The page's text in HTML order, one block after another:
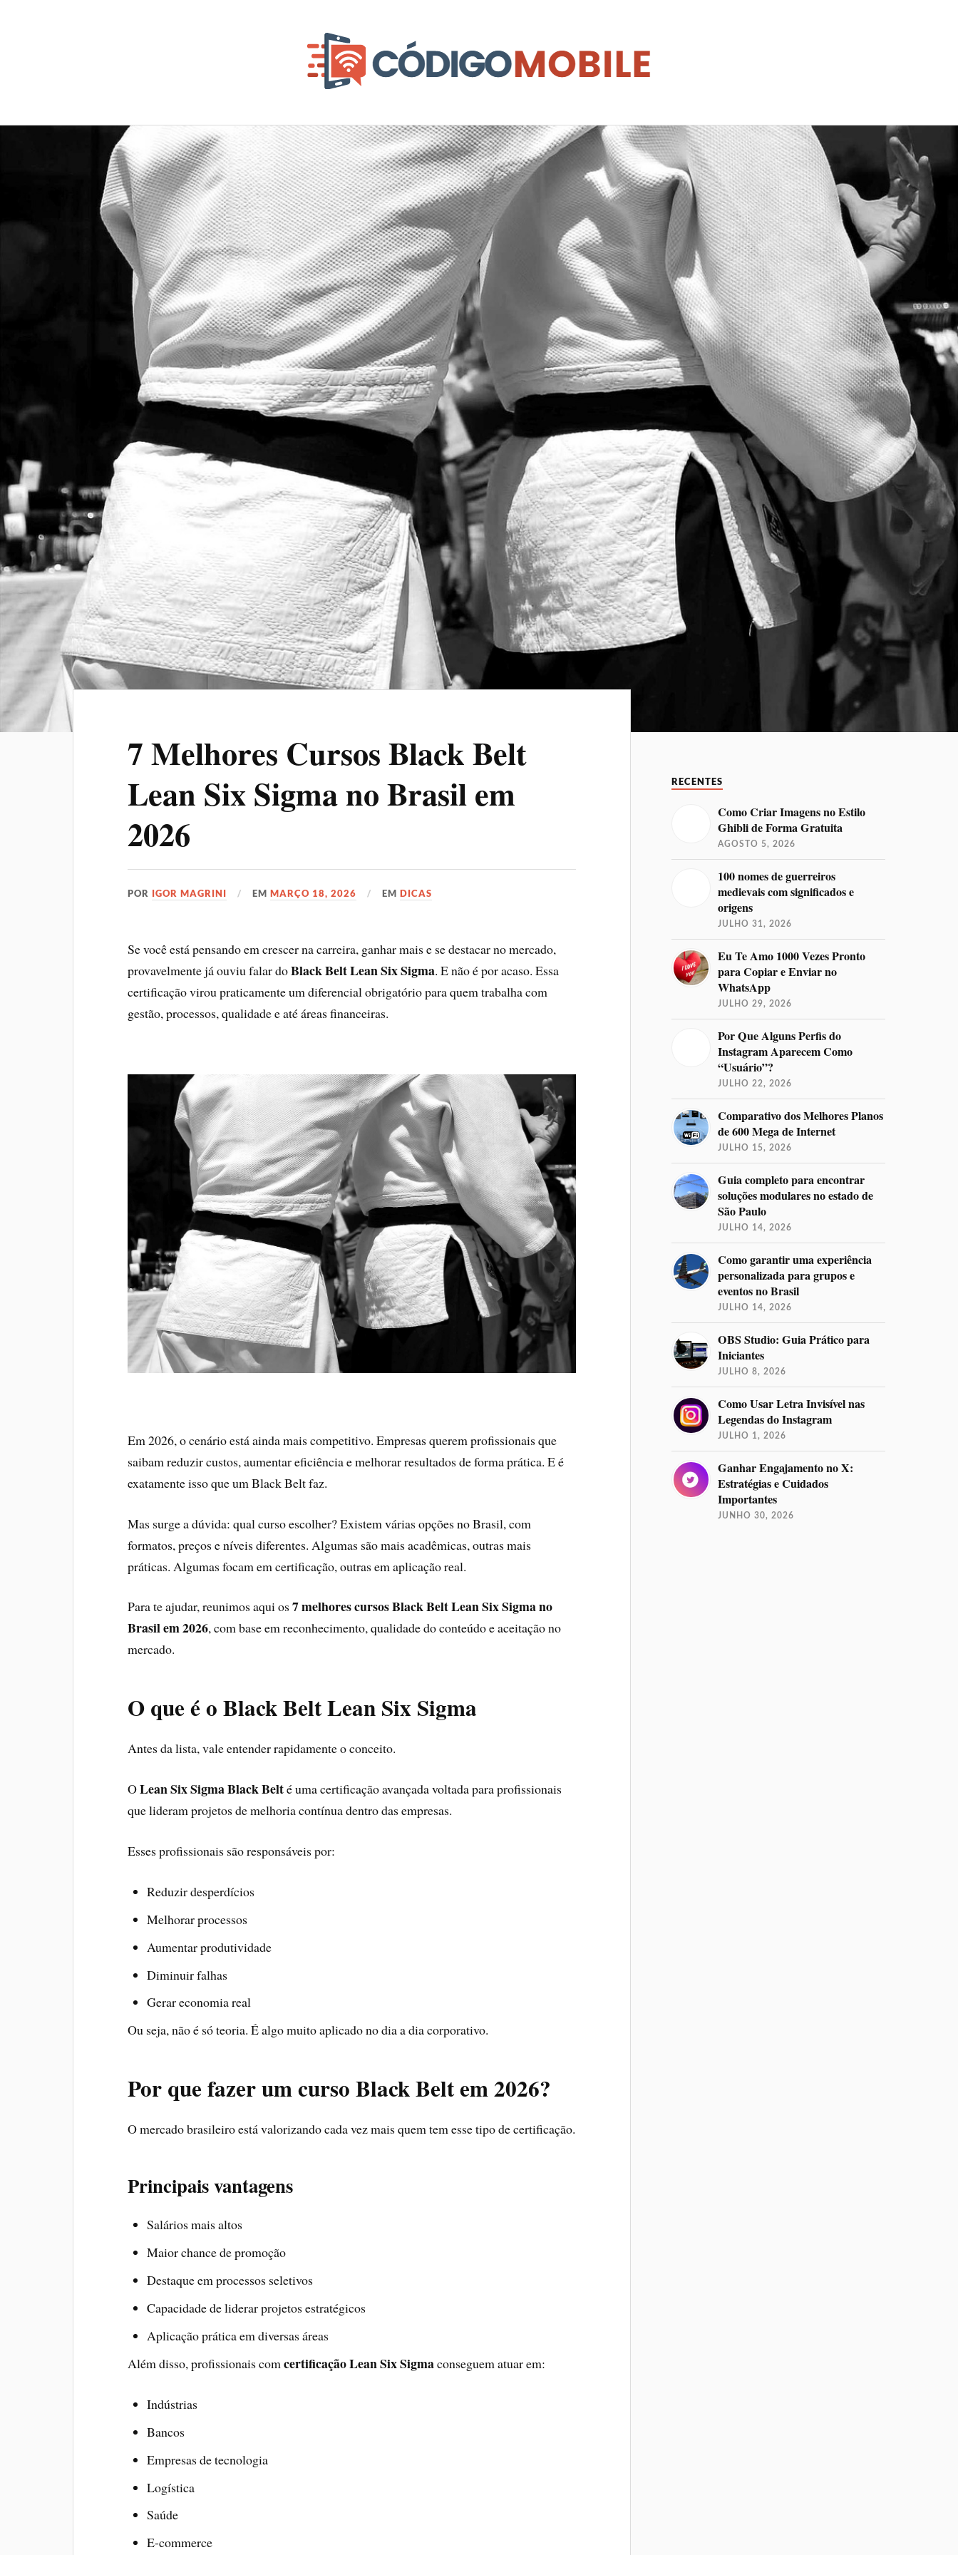
7 Melhores Cursos Black Belt
Lean Six Sigma no Brasil em
2026
POR IGOR MAGRINI EMMARÇO 18, 2026 EMDICAS
Se você está pensando em crescer na carreira, ganhar mais e se destacar no mercado,
provavelmente já ouviu falar doBlack Belt Lean Six Sigma. E não é por acaso. Essa
certificação virou praticamente um diferencial obrigatório para quem trabalha com
gestão, processos, qualidade e até áreas financeiras.
Em 2026, o cenário está ainda mais competitivo. Empresas querem profissionais que
saibam reduzir custos, aumentar eficiência e melhorar resultados de forma prática. E é
exatamente isso que um Black Belt faz.
Mas surge a dúvida: qual curso escolher? Existem várias opções no Brasil, com
formatos, preços e níveis diferentes. Algumas são mais acadêmicas, outras mais
práticas. Algumas focam em certificação, outras em aplicação real.
Para te ajudar, reunimos aqui os7 melhores cursos Black Belt Lean Six Sigma no
Brasil em 2026, com base em reconhecimento, qualidade do conteúdo e aceitação no
mercado.
O que é o Black Belt Lean Six Sigma
Antes da lista, vale entender rapidamente o conceito.
OLean Six Sigma Black Belté uma certificação avançada voltada para profissionais
que lideram projetos de melhoria contínua dentro das empresas.
Esses profissionais são responsáveis por:
Reduzir desperdícios
Melhorar processos
Aumentar produtividade
Diminuir falhas
Gerar economia real
Ou seja, não é só teoria. É algo muito aplicado no dia a dia corporativo.
Por que fazer um curso Black Belt em 2026?
O mercado brasileiro está valorizando cada vez mais quem tem esse tipo de certificação.
Principais vantagens
Salários mais altos
Maior chance de promoção
Destaque em processos seletivos
Capacidade de liderar projetos estratégicos
Aplicação prática em diversas áreas
Além disso, profissionais comcertificação Lean Six Sigmaconseguem atuar em:
Indústrias
Bancos
Empresas de tecnologia
Logística
Saúde
E-commerce
RECENTES
Como Criar Imagens no Estilo
Ghibli de Forma Gratuita
AGOSTO 5, 2026
100 nomes de guerreiros
medievais com significados e
origens
JULHO 31, 2026
Eu Te Amo 1000 Vezes Pronto
para Copiar e Enviar no
WhatsApp
JULHO 29, 2026
Por Que Alguns Perfis do
Instagram Aparecem Como
“Usuário”?
JULHO 22, 2026
Comparativo dos Melhores Planos
de 600 Mega de Internet
JULHO 15, 2026
Guia completo para encontrar
soluções modulares no estado de
São Paulo
JULHO 14, 2026
Como garantir uma experiência
personalizada para grupos e
eventos no Brasil
JULHO 14, 2026
OBS Studio: Guia Prático para
Iniciantes
JULHO 8, 2026
Como Usar Letra Invisível nas
Legendas do Instagram
JULHO 1, 2026
Ganhar Engajamento no X:
Estratégias e Cuidados
Importantes
JUNHO 30, 2026